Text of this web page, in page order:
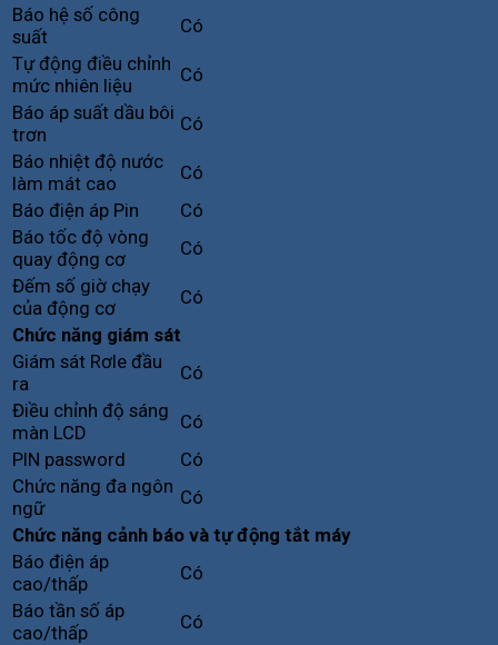
Báo hệ số công
suất
Có
Tự động điều chỉnh
mức nhiên liệu
Có
Báo áp suất dầu bôi
trơn
Có
Báo nhiệt độ nước
làm mát cao
Có
Báo điện áp Pin
Có
Báo tốc độ vòng
quay động cơ
Có
Đếm số giờ chạy
của động cơ
Có
Chức năng giám sát
Giám sát Rơle đầu
ra
Có
Điều chỉnh độ sáng
màn LCD
Có
PIN password
Có
Chức năng đa ngôn
ngữ
Có
Chức năng cảnh báo và tự động tắt máy
Báo điện áp
cao/thấp
Có
Báo tần số áp
cao/thấp
Có